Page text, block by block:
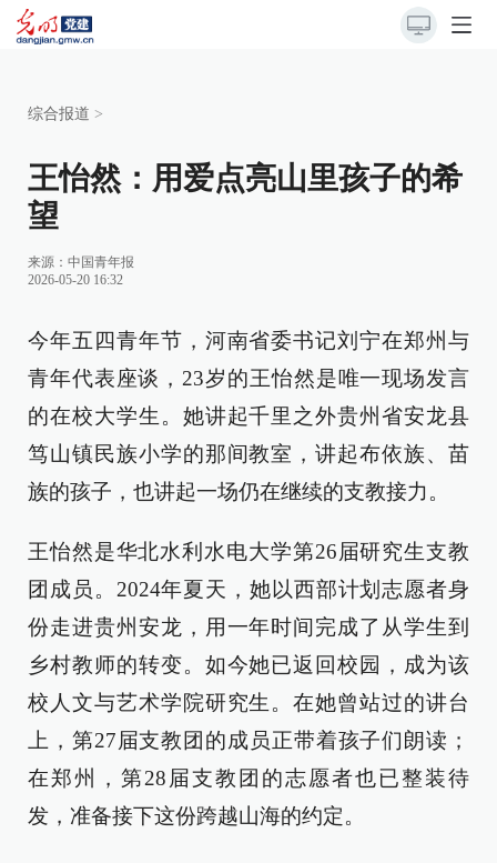
综合报道 >
王怡然：用爱点亮山里孩子的希
望
来源： 中国青年报
2026-05-20 16:32
今年五四青年节，河南省委书记刘宁在郑州与
青年代表座谈，23岁的王怡然是唯一现场发言
的在校大学生。她讲起千里之外贵州省安龙县
笃山镇民族小学的那间教室，讲起布依族、苗
族的孩子，也讲起一场仍在继续的支教接力。
王怡然是华北水利水电大学第26届研究生支教
团成员。2024年夏天，她以西部计划志愿者身
份走进贵州安龙，用一年时间完成了从学生到
乡村教师的转变。如今她已返回校园，成为该
校人文与艺术学院研究生。在她曾站过的讲台
上，第27届支教团的成员正带着孩子们朗读；
在郑州，第28届支教团的志愿者也已整装待
发，准备接下这份跨越山海的约定。